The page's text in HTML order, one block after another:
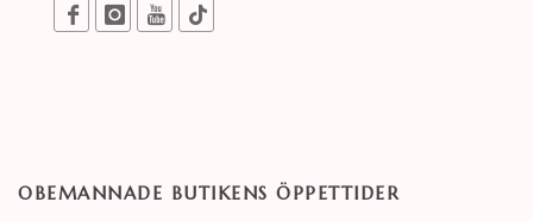
OBEMANNADE BUTIKENS ÖPPETTIDER